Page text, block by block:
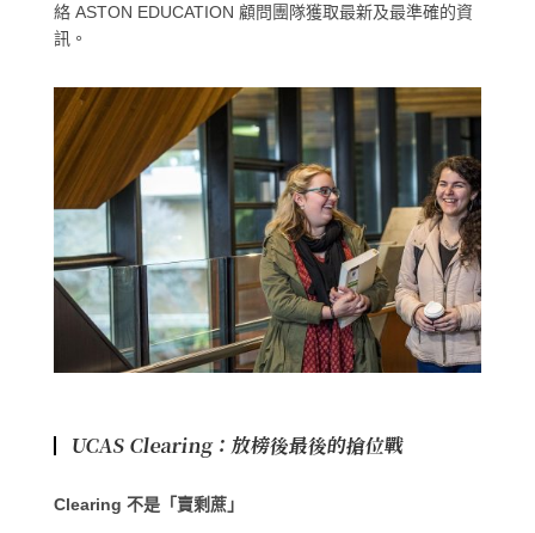
絡 ASTON EDUCATION 顧問團隊獲取最新及最準確的資
訊。
UCAS Clearing：放榜後最後的搶位戰
Clearing 不是「賣剩蔗」